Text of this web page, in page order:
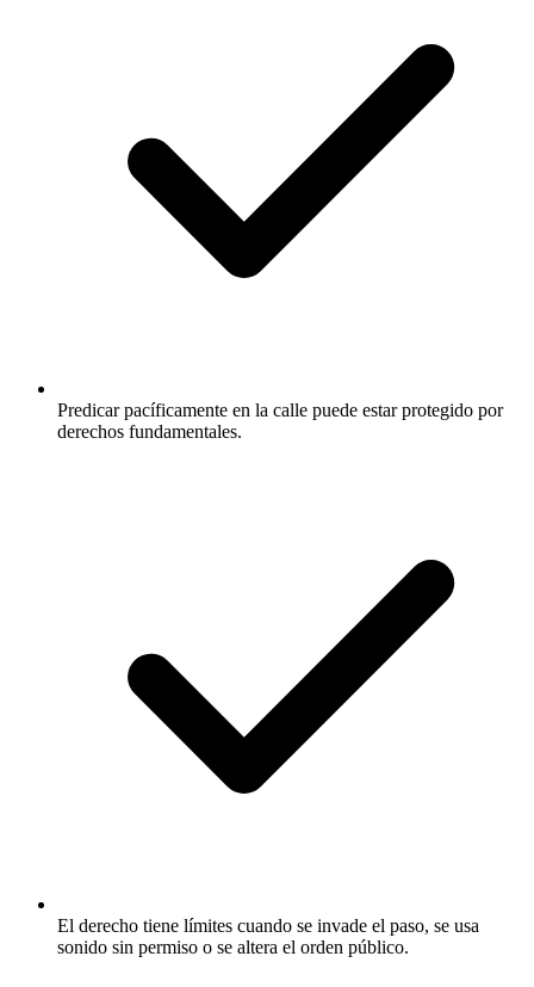
Predicar pacíficamente en la calle puede estar protegido por
derechos fundamentales.
El derecho tiene límites cuando se invade el paso, se usa
sonido sin permiso o se altera el orden público.